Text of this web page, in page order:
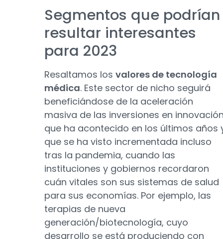
Segmentos que podrían
resultar interesantes
para 2023
Resaltamos los valores de tecnología
médica. Este sector de nicho seguirá
beneficiándose de la aceleración
masiva de las inversiones en
que ha acontecido en los últimos años
que se ha visto incrementada incluso
tras la pandemia, cuando las
instituciones y gobiernos recordaron
cuán vitales son sus sistemas de salud
para sus economías. Por ejemplo, las
terapias de nueva
generación/biotecnología, cuyo
desarrollo se está produciendo con